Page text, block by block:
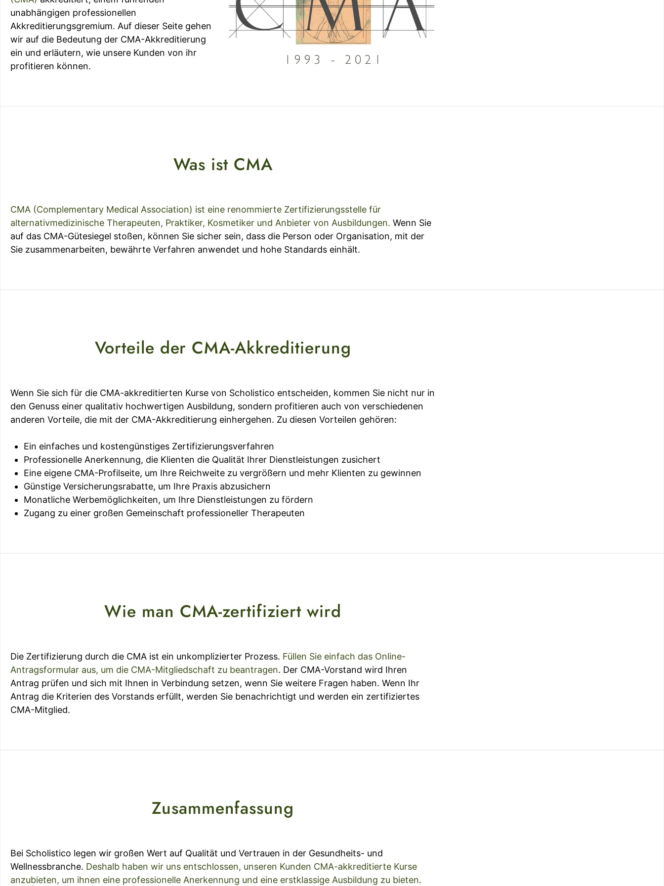
unabhängigen professionellen
Akkreditierungsgremium. Auf dieser Seite gehen
wir auf die Bedeutung der CMA-Akkreditierung
ein und erläutern, wie unsere Kunden von ihr
profitieren können.
Was ist CMA
CMA (Complementary Medical Association) ist eine renommierte Zertifizierungsstelle für
alternativmedizinische Therapeuten, Praktiker, Kosmetiker und Anbieter von Ausbildungen. Wenn Sie
auf das CMA-Gütesiegel stoßen, können Sie sicher sein, dass die Person oder Organisation, mit der
Sie zusammenarbeiten, bewährte Verfahren anwendet und hohe Standards einhält.
Vorteile der CMA-Akkreditierung
Wenn Sie sich für die CMA-akkreditierten Kurse von Scholistico entscheiden, kommen Sie nicht nur in
den Genuss einer qualitativ hochwertigen Ausbildung, sondern profitieren auch von verschiedenen
anderen Vorteile, die mit der CMA-Akkreditierung einhergehen. Zu diesen Vorteilen gehören:
Ein einfaches und kostengünstiges Zertifizierungsverfahren
Professionelle Anerkennung, die Klienten die Qualität Ihrer Dienstleistungen zusichert
Eine eigene CMA-Profilseite, um Ihre Reichweite zu vergrößern und mehr Klienten zu gewinnen
Günstige Versicherungsrabatte, um Ihre Praxis abzusichern
Monatliche Werbemöglichkeiten, um Ihre Dienstleistungen zu fördern
Zugang zu einer großen Gemeinschaft professioneller Therapeuten
Wie man CMA-zertifiziert wird
Die Zertifizierung durch die CMA ist ein unkomplizierter Prozess. Füllen Sie einfach das Online-
Antragsformular aus, um die CMA-Mitgliedschaft zu beantragen. Der CMA-Vorstand wird Ihren
Antrag prüfen und sich mit Ihnen in Verbindung setzen, wenn Sie weitere Fragen haben. Wenn Ihr
Antrag die Kriterien des Vorstands erfüllt, werden Sie benachrichtigt und werden ein zertifiziertes
CMA-Mitglied.
Zusammenfassung
Bei Scholistico legen wir großen Wert auf Qualität und Vertrauen in der Gesundheits- und
Wellnessbranche. Deshalb haben wir uns entschlossen, unseren Kunden CMA-akkreditierte Kurse
anzubieten, um ihnen eine professionelle Anerkennung und eine erstklassige Ausbildung zu bieten.